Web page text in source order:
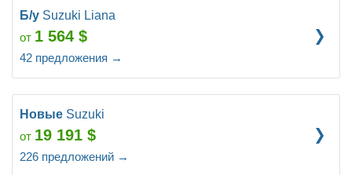
Б/у Suzuki Liana
от 1 564 $
42 предложения →
Новые Suzuki
от 19 191 $
226 предложений →